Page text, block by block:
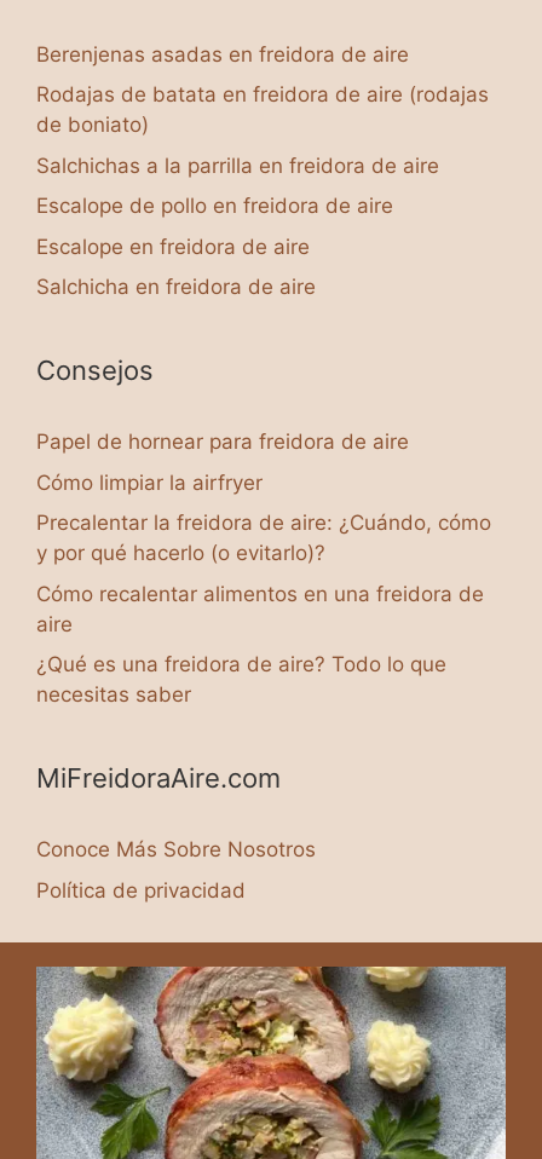
Berenjenas asadas en freidora de aire
Rodajas de batata en freidora de aire (rodajas
de boniato)
Salchichas a la parrilla en freidora de aire
Escalope de pollo en freidora de aire
Escalope en freidora de aire
Salchicha en freidora de aire
Consejos
Papel de hornear para freidora de aire
Cómo limpiar la airfryer
Precalentar la freidora de aire: ¿Cuándo, cómo
y por qué hacerlo (o evitarlo)?
Cómo recalentar alimentos en una freidora de
aire
¿Qué es una freidora de aire? Todo lo que
necesitas saber
MiFreidoraAire.com
Conoce Más Sobre Nosotros
Política de privacidad